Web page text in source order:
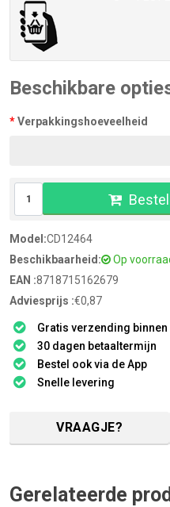
Beschikbare
Verpakkingshoeveelheid
Model:CD12464
Beschikbaarheid:
Op
EAN :8718715162679
Adviesprijs :€0,87
Gratis verzending binnen
30 dagen betaaltermijn
Bestel ook via de App
Snelle levering
VRAAGJE?
Gerelateerde